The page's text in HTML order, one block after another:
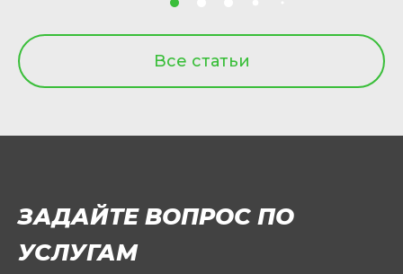
Все статьи
ЗАДАЙТЕ ВОПРОС ПО
УСЛУГАМ